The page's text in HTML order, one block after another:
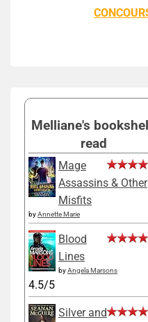
Melliane's
read
Mage
Assassins & Other
Misfits
byAnnette Marie
Blood
Lines
byAngela Marsons
4.5/5
Silver and